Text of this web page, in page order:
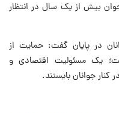
بیش از یک سال در انتظار
در پایان گفت: ‏حمایت از
یک مسئولیت اقتصادی و
‌جوانان⁩ بایستند.